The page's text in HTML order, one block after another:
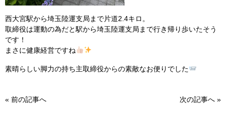
西大宮駅から埼玉陸運支局まで片道2.4キロ。
取締役は運動の為だと駅から埼玉陸運支局まで行き帰り歩いたそう
です！
まさに健康経営ですね
素晴らしい脚力の持ち主取締役からの素敵なお便りでした
« 前の記事へ 次の記事へ »